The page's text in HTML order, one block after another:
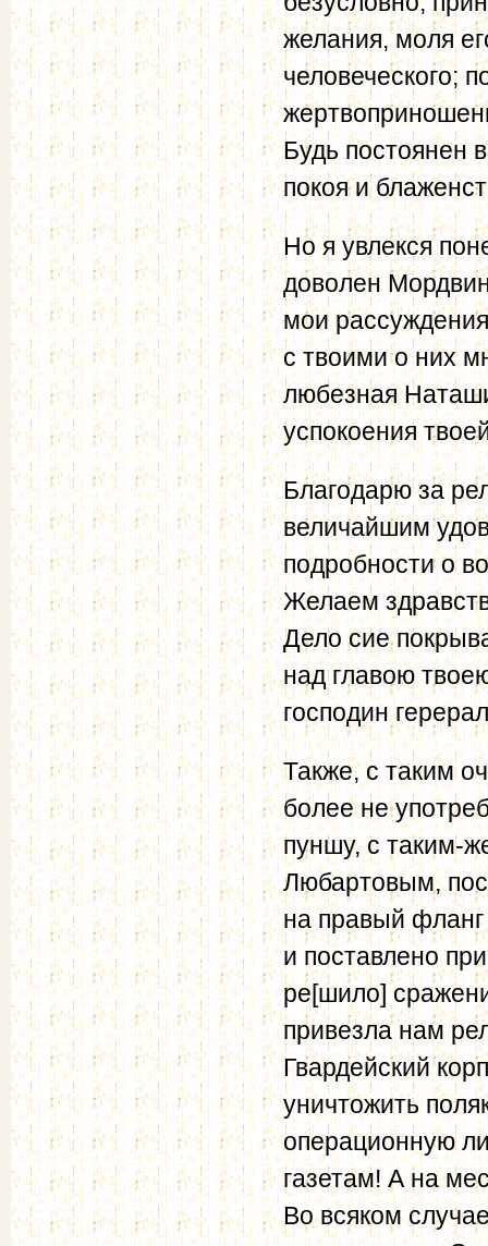
желания, моля
человеческого;
Будь постоянен
покоя и
Но я увлекся
доволен
мои
с твоими о них
любезная
успокоения
Благодарю за
величайшим
подробности о
Желаем
Дело сие
над главою
господин
Также, с таким
более не
пуншу, с таким-
Любартовым,
на правый
и поставлено
ре[шило]
привезла нам
Гвардейский
уничтожить
операционную
газетам! А на
Во всяком